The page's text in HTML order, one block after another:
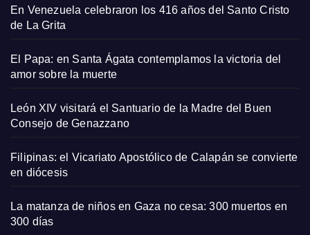
En Venezuela celebraron los 416 años del Santo Cristo
de La Grita
El Papa: en Santa Ágata contemplamos la victoria del
amor sobre la muerte
León XIV visitará el Santuario de la Madre del Buen
Consejo de Genazzano
Filipinas: el Vicariato Apostólico de Calapán se convierte
en diócesis
La matanza de niños en Gaza no cesa: 300 muertos en
300 días